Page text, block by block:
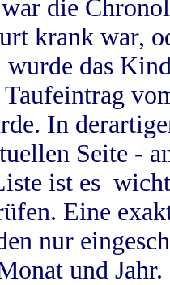
die
krank war,
wurde das
Taufeintrag
In
Seite -
ist es
Eine
nur
und Jahr.